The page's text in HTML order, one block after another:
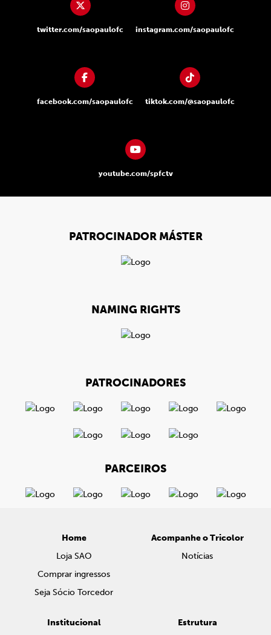
twitter.com/saopaulofc instagram.com/saopaulofc
facebook.com/saopaulofc tiktok.com/@saopaulofc
youtube.com/spfctv
PATROCINADOR MÁSTER
NAMING RIGHTS
PATROCINADORES
PARCEIROS
Home
Loja SAO
Comprar ingressos
Seja Sócio Torcedor
Acompanhe o Tricolor
Notícias
Institucional
Estrutura